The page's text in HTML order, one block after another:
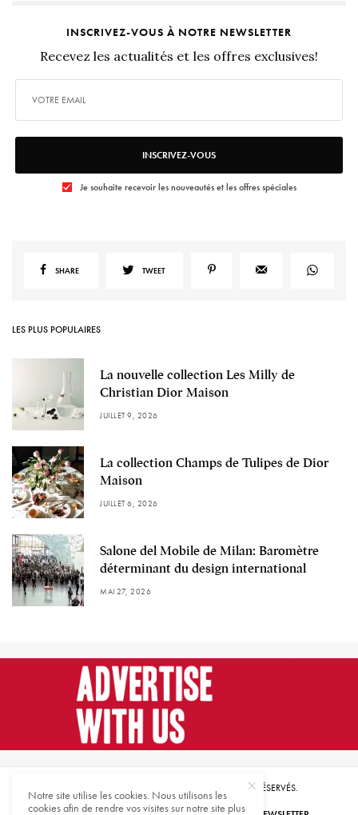
INSCRIVEZ-VOUS À NOTRE NEWSLETTER
Recevez les actualités et les offres exclusives!
INSCRIVEZ-VOUS
Je souhaite recevoir les nouveautés et les offres spéciales
SHARE TWEET
LES PLUS POPULAIRES
La nouvelle collection Les Milly de
Christian Dior Maison
JUILLET 9, 2026
La collection Champs de Tulipes de Dior
Maison
JUILLET 6, 2026
Salone del Mobile de Milan: Baromètre
déterminant du design international
MAI 27, 2026
© 2021 HARMONIES MAGAZINE. TOUS DROITS RÉSERVÉS.
Notre site utilise les cookies. Nous utilisons les
cookies afin de rendre vos visites sur notre site plus